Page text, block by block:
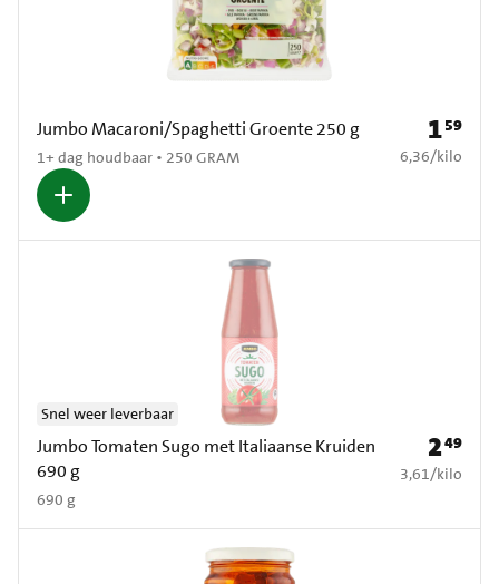
Jumbo Macaroni/Spaghetti Groente 250 g
1+ dag houdbaar • 250 GRAM
Prijs: €
159
€ 6,36 per kilo
6,36/kilo
Jumbo Tomaten Sugo met Italiaanse Kruiden
690 g
690 g
Snel weer leverbaar
Prijs: €
249
€ 3,61 per kilo
3,61/kilo